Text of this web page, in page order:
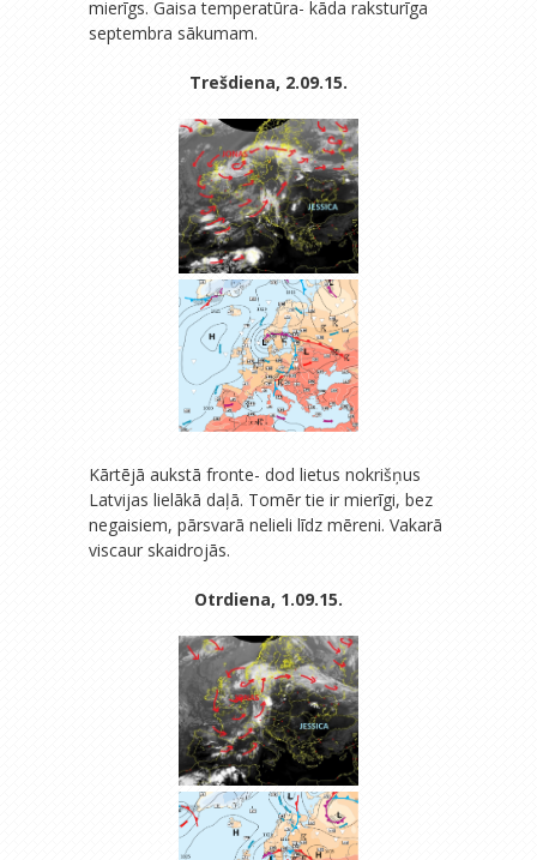
mierīgs. Gaisa temperatūra- kāda raksturīga
septembra sākumam.
Trešdiena, 2.09.15.
Kārtējā aukstā fronte- dod lietus nokrišņus
Latvijas lielākā daļā. Tomēr tie ir mierīgi, bez
negaisiem, pārsvarā nelieli līdz mēreni. Vakarā
viscaur skaidrojās.
Otrdiena, 1.09.15.